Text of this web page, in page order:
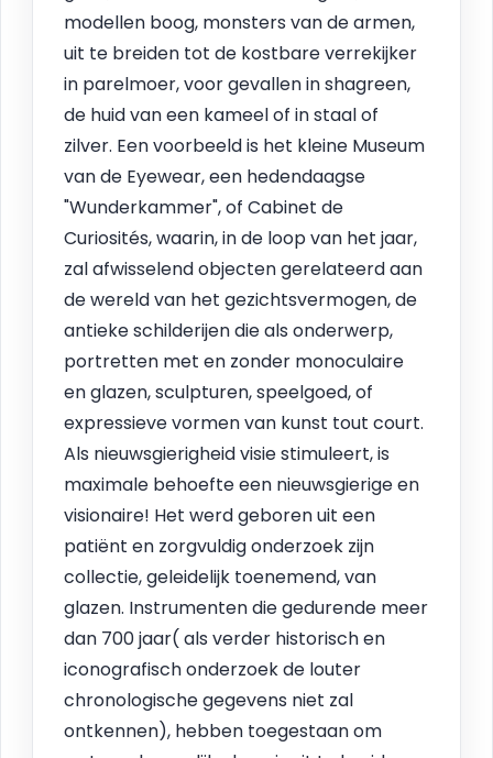
modellen boog, monsters van de armen,
uit te breiden tot de kostbare verrekijker
in parelmoer, voor gevallen in shagreen,
de huid van een kameel of in staal of
zilver. Een voorbeeld is het kleine Museum
van de Eyewear, een hedendaagse
"Wunderkammer", of Cabinet de
Curiosités, waarin, in de loop van het jaar,
zal afwisselend objecten gerelateerd aan
de wereld van het gezichtsvermogen, de
antieke schilderijen die als onderwerp,
portretten met en zonder monoculaire
en glazen, sculpturen, speelgoed, of
expressieve vormen van kunst tout court.
Als nieuwsgierigheid visie stimuleert, is
maximale behoefte een nieuwsgierige en
visionaire! Het werd geboren uit een
patiënt en zorgvuldig onderzoek zijn
collectie, geleidelijk toenemend, van
glazen. Instrumenten die gedurende meer
dan 700 jaar( als verder historisch en
iconografisch onderzoek de louter
chronologische gegevens niet zal
ontkennen), hebben toegestaan om